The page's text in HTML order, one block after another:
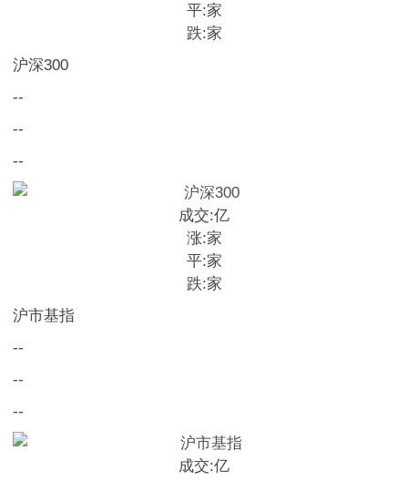
平:家
跌:家
沪深300
--
--
--
成交:亿
涨:家
平:家
跌:家
沪市基指
--
--
--
成交:亿